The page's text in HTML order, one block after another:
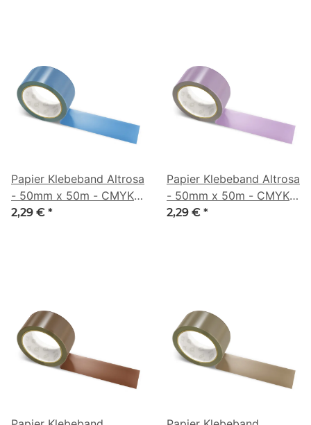
Papier Klebeband Altrosa
- 50mm x 50m - CMYK
66/34/0/42
2,29 € *
Papier Klebeband Altrosa
- 50mm x 50m - CMYK
7/27/0/41
2,29 € *